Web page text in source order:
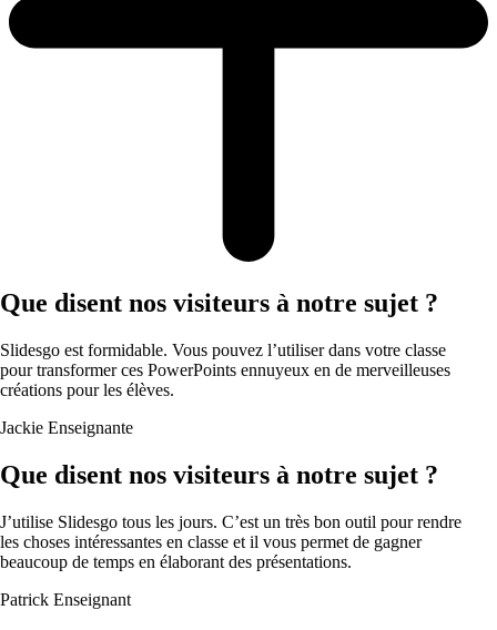
Que disent nos visiteurs à notre sujet ?
Slidesgo est formidable. Vous pouvez l’utiliser dans votre classe
pour transformer ces PowerPoints ennuyeux en de merveilleuses
créations pour les élèves.
Jackie Enseignante
Que disent nos visiteurs à notre sujet ?
J’utilise Slidesgo tous les jours. C’est un très bon outil pour rendre
les choses intéressantes en classe et il vous permet de gagner
beaucoup de temps en élaborant des présentations.
Patrick Enseignant